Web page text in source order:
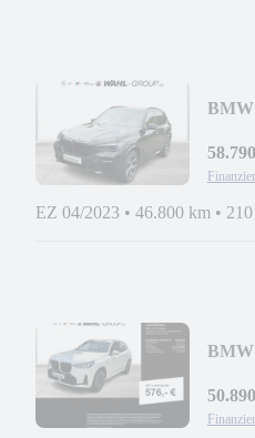
BMW
EZ 04/2023 • 46.800 km •
BMW